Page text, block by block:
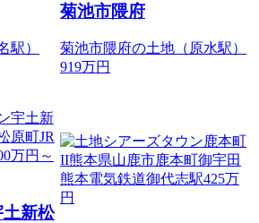
駅）
菊池市隈府
菊池市隈府の土地（原水駅）
919万円
新松